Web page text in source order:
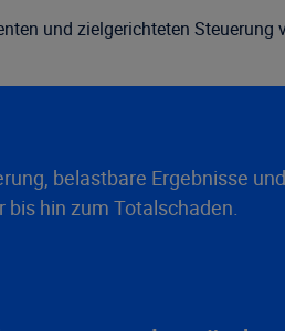
und zielgerichteten Steuerung
belastbare Ergebnisse
hin zum Totalschaden.